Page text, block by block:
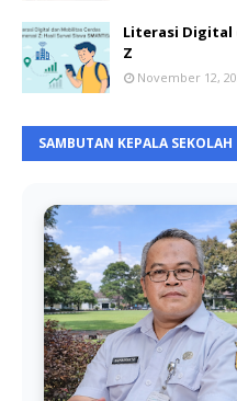
Literasi Digital
Z
November 12,
SAMBUTAN KEPALA SEKOLAH